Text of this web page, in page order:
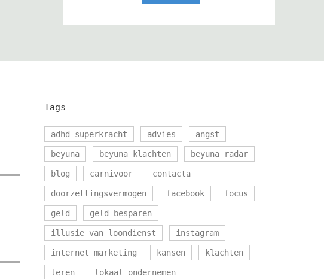
Tags
adhd superkracht advies angst
beyuna beyuna klachten beyuna radar
blog carnivoor contacta
doorzettingsvermogen facebook focus
geld geld besparen
illusie van loondienst instagram
internet marketing kansen klachten
leren lokaal ondernemen